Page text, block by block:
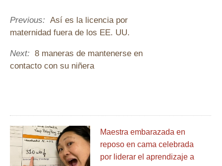
Previous: Así es la licencia por
maternidad fuera de los EE. UU.
Next: 8 maneras de mantenerse en
contacto con su niñera
Maestra embarazada en
reposo en cama celebrada
por liderar el aprendizaje a